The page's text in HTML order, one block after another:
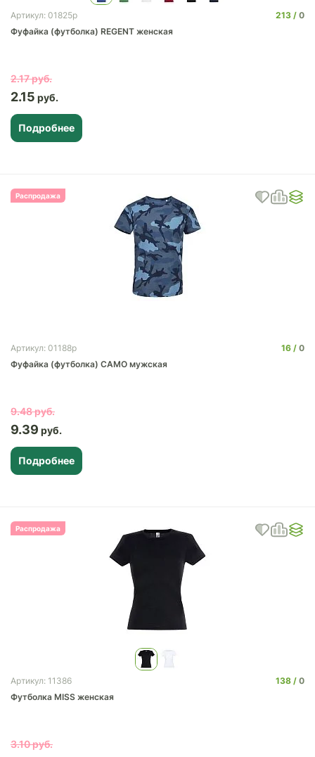
Артикул: 01825p 213
0
Фуфайка (футболка) REGENT женская
2.17
2.15
Подробнее
Распродажа
Артикул: 01188p 16
0
Фуфайка (футболка) CAMO мужская
9.48
9.39
Подробнее
Распродажа
Артикул: 11386 138
0
Футболка MISS женская
3.10